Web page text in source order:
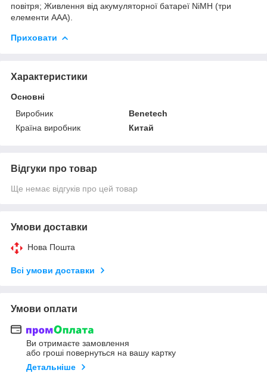
повітря; Живлення від акумуляторної батареї NiMH (три
елементи ААА).
Приховати
Характеристики
Основні
Виробник
Benetech
Країна виробник
Китай
Відгуки про товар
Ще немає відгуків про цей товар
Умови доставки
Нова Пошта
Всі умови доставки
Умови оплати
Ви отримаєте замовлення
або гроші повернуться на вашу картку
Детальніше